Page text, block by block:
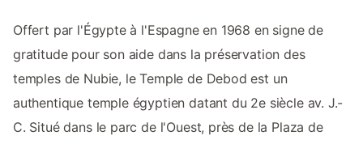
Offert par l'Égypte à l'Espagne en 1968 en signe de
gratitude pour son aide dans la préservation des
temples de Nubie, le Temple de Debod est un
authentique temple égyptien datant du 2e siècle av. J.-
C. Situé dans le parc de l'Ouest, près de la Plaza de